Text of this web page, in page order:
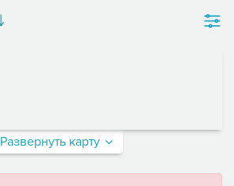
Развернуть карту